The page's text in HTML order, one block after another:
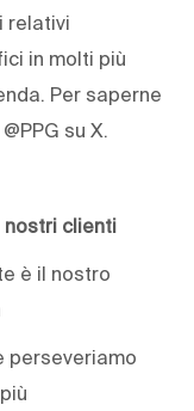
relativi
in molti più
Per saperne
su X.
nostri clienti
è il nostro
perseveriamo